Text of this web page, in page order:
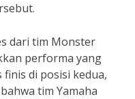
dari tim Monster
performa yang
di posisi kedua,
tim Yamaha